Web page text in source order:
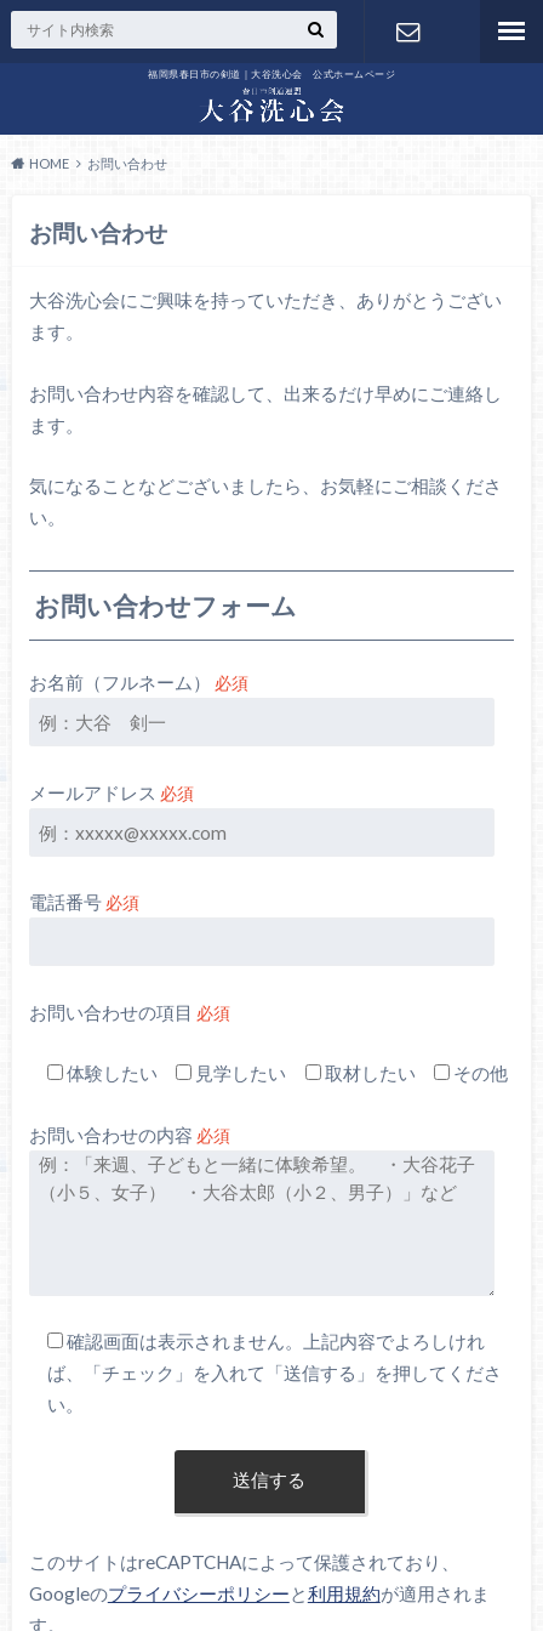
福岡県春日市の剣道｜大谷洗心会 公式ホームページ
HOME お問い合わせ
お問い合わせ
大谷洗心会にご興味を持っていただき、ありがとうござい
ます。
お問い合わせ内容を確認して、出来るだけ早めにご連絡し
ます。
気になることなどございましたら、お気軽にご相談くださ
い。
お問い合わせフォーム
お名前（フルネーム） 必須
メールアドレス 必須
電話番号 必須
お問い合わせの項目 必須
体験したい 見学したい 取材したい その他
お問い合わせの内容 必須
確認画面は表示されません。上記内容でよろしけれ
ば、「チェック」を入れて「送信する」を押してくださ
い。
このサイトはreCAPTCHAによって保護されており、
Googleのプライバシーポリシーと利用規約が適用されま
す。